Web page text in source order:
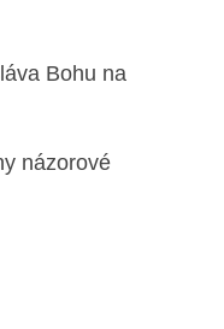
Bohu na
názorové